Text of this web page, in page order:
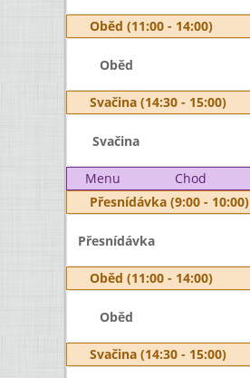
Oběd (11:00 - 14:00)
Oběd
Svačina (14:30 - 15:00)
Svačina
Menu Chod
Přesnídávka (9:00 - 10:00)
Přesnídávka
Oběd (11:00 - 14:00)
Oběd
Svačina (14:30 - 15:00)